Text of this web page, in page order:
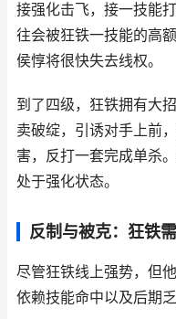
接强化击飞，接一技能
往会被狂铁一技能的高
侯惇将很快失去线权。
到了四级，狂铁拥有大
卖破绽，引诱对手上前
害，反打一套完成单杀
处于强化状态。
反制与被克：狂铁
尽管狂铁线上强势，但
依赖技能命中以及后期